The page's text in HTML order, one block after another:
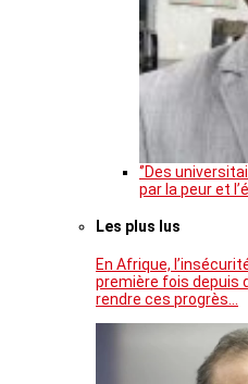
‘’Des
par la peur et
Les plus lus
En Afrique,
première fois depuis
rendre ces progrès…